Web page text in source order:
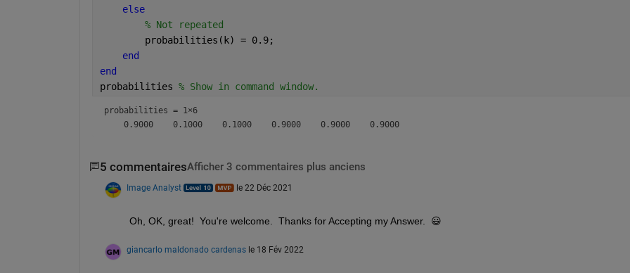
else
% Not repeated
        probabilities(k) = 0.9;
end
end
probabilities % Show in command window.
probabilities = 1×6
    0.9000    0.1000    0.1000    0.9000    0.9000    0.9000
5 commentairesAfficher 3 commentaires plus anciens
Image Analyst le 22 Déc 2021
Oh, OK, great!  You're welcome.  Thanks for Accepting my Answer.  😃
giancarlo maldonado cardenas le 18 Fév 2022